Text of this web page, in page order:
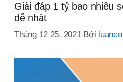
Giải đáp 1 tỷ bao nhiêu
dễ nhất
Tháng 12 25, 2021 Bởi